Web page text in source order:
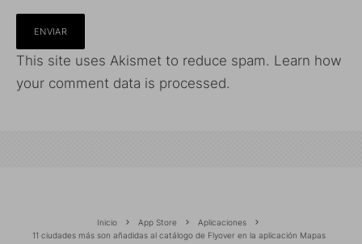
This site uses Akismet to reduce spam. Learn how
your comment data is processed.
Inicio App Store
Aplicaciones
11 ciudades más son añadidas al catálogo de Flyover en la aplicación Mapas